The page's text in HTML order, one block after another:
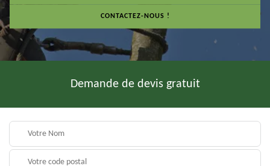
CONTACTEZ-NOUS !
Demande de devis gratuit